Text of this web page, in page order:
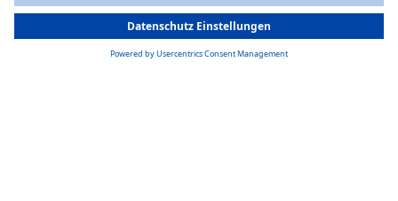
You are currently on our website forSwitzerland
information, please visit our website forAmerica.
All Countries